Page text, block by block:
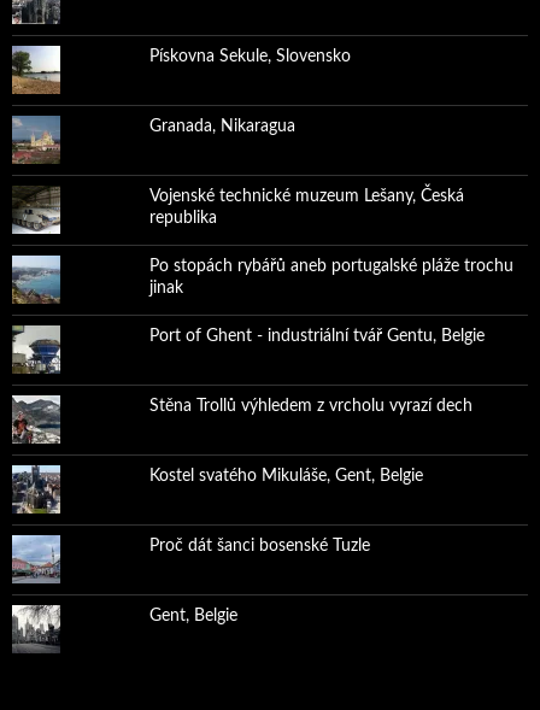
Pískovna Sekule, Slovensko
Granada, Nikaragua
Vojenské technické muzeum Lešany, Česká
republika
Po stopách rybářů aneb portugalské pláže trochu
jinak
Port of Ghent - industriální tvář Gentu, Belgie
Stěna Trollů výhledem z vrcholu vyrazí dech
Kostel svatého Mikuláše, Gent, Belgie
Proč dát šanci bosenské Tuzle
Gent, Belgie